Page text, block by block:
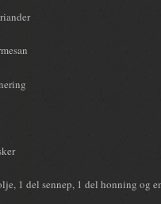
1 del sennep, 1 del honning og